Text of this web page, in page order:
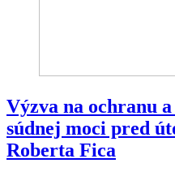
Výzva na ochranu
súdnej moci pred
Roberta Fica